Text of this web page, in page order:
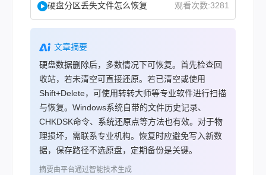
硬盘分区丢失文件怎么恢复 观看次数:3281
文章摘要
硬盘数据删除后，多数情况下可恢复。首先检查回
收站，若未清空可直接还原。若已清空或使用
Shift+Delete，可使用转转大师等专业软件进行扫描
与恢复。Windows系统自带的文件历史记录、
CHKDSK命令、系统还原点等方法也有效。对于物
理损坏，需联系专业机构。恢复时应避免写入新数
据，保存路径不选原盘，定期备份是关键。
摘要由平台通过智能技术生成